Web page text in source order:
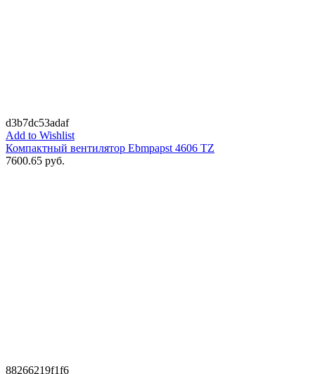
d3b7dc53adaf
Add to Wishlist
Компактный вентилятор Ebmpapst 4606 TZ
7600.65 руб.
88266219f1f6